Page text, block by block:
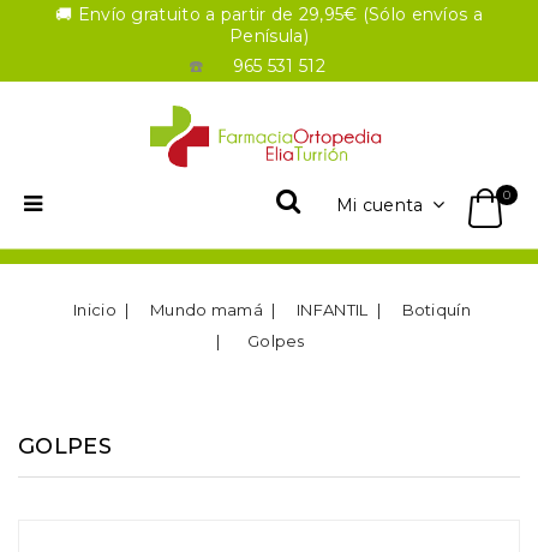
🚚 Envío gratuito a partir de 29,95€ (Sólo envíos a
Penísula)
☎️
965 531 512
Mi cuenta 0
Inicio Mundo mamá INFANTIL
Botiquín
Golpes
GOLPES